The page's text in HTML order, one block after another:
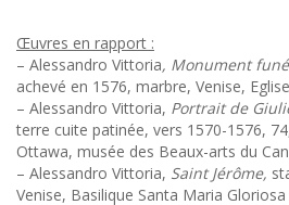
Œuvres en rapport :
– Alessandro Vittoria, Monument
achevé en 1576, marbre, Venise,
– Alessandro Vittoria, Portrait de
terre cuite patinée, vers 1570-1576,
Ottawa, musée des Beaux-arts du
– Alessandro Vittoria, Saint Jérôme,
Venise, Basilique Santa Maria Gloriosa